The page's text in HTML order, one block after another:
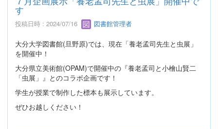
す
投稿日時 : 2024/07/16 図書館管理者
大分大学図書館(旦野原)では、現在「養老孟司先生と虫展」
を開催中！
大分県立美術館(OPAM)で開催中の『養老孟司と小檜山賢二
「虫展」』とのコラボ企画です！
学生が授業で制作した標本も展示しています。
ぜひお越しください！